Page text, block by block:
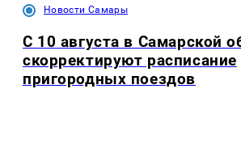
Новости Самары
С 10 августа в Самарской
скорректируют расписание
пригородных поездов